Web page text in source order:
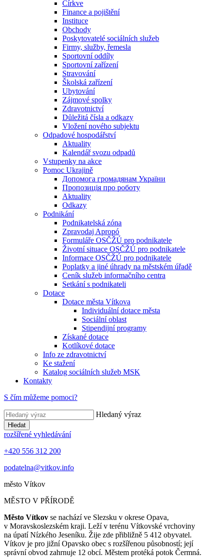
Církve
Finance a pojištění
Instituce
Obchody
Poskytovatelé sociálních služeb
Firmy, služby, řemesla
Sportovní oddíly
Sportovní zařízení
Stravování
Školská zařízení
Ubytování
Zájmové spolky
Zdravotnictví
Důležitá čísla a odkazy
Vložení nového subjektu
Odpadové hospodářství
Aktuality
Kalendář svozu odpadů
Vstupenky na akce
Pomoc Ukrajině
Допомога громадянам України
Пропозиція про роботу
Aktuality
Odkazy
Podnikání
Podnikatelská zóna
Zpravodaj Apropó
Formuláře OSČŽÚ pro podnikatele
Životní situace OSČŽÚ pro podnikatele
Informace OSČŽÚ pro podnikatele
Poplatky a jiné úhrady na městském úřadě
Ceník služeb informačního centra
Setkání s podnikateli
Dotace
Dotace města Vítkova
Individuální dotace města
Sociální oblast
Stipendijní programy
Získané dotace
Kotlíkové dotace
Info ze zdravotnictví
Ke stažení
Katalog sociálních služeb MSK
Kontakty
S čím můžeme pomoci?
Hledaný výraz
Hledat
rozšířené vyhledávání
+420 556 312 200
podatelna@vitkov.info
město Vítkov
MĚSTO V PŘÍRODĚ
Město Vítkov se nachází ve Slezsku v okrese Opava,
v Moravskoslezském kraji. Leží v terénu Vítkovské vrchoviny
na úpatí Nízkého Jeseníku. Žije zde přibližně 5 412 obyvatel.
Vítkov je pro jižní Opavsko obec s rozšířenou působností; její
správní obvod zahrnuje 12 obcí. Městem protéká potok Čermná.